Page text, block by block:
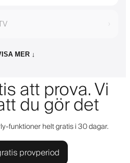
›
MER ↓
att prova. Vi
du gör det
funktioner helt gratis i 30 dagar.
provperiod